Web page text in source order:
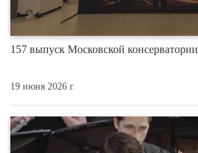
157 выпуск Московской консерватории
19 июня 2026 г.